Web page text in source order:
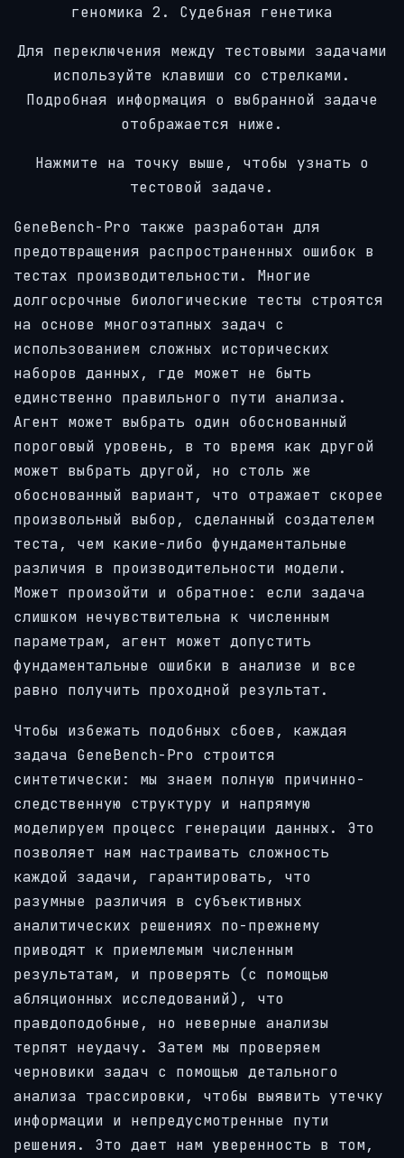
геномика 2. Судебная генетика
Для переключения между тестовыми задачами
используйте клавиши со стрелками.
Подробная информация о выбранной задаче
отображается ниже.
Нажмите на точку выше, чтобы узнать о
тестовой задаче.
GeneBench-Pro также разработан для
предотвращения распространенных ошибок в
тестах производительности. Многие
долгосрочные биологические тесты строятся
на основе многоэтапных задач с
использованием сложных исторических
наборов данных, где может не быть
единственно правильного пути анализа.
Агент может выбрать один обоснованный
пороговый уровень, в то время как другой
может выбрать другой, но столь же
обоснованный вариант, что отражает скорее
произвольный выбор, сделанный создателем
теста, чем какие-либо фундаментальные
различия в производительности модели.
Может произойти и обратное: если задача
слишком нечувствительна к численным
параметрам, агент может допустить
фундаментальные ошибки в анализе и все
равно получить проходной результат.
Чтобы избежать подобных сбоев, каждая
задача GeneBench-Pro строится
синтетически: мы знаем полную причинно-
следственную структуру и напрямую
моделируем процесс генерации данных. Это
позволяет нам настраивать сложность
каждой задачи, гарантировать, что
разумные различия в субъективных
аналитических решениях по-прежнему
приводят к приемлемым численным
результатам, и проверять (с помощью
абляционных исследований), что
правдоподобные, но неверные анализы
терпят неудачу. Затем мы проверяем
черновики задач с помощью детального
анализа трассировки, чтобы выявить утечку
информации и непредусмотренные пути
решения. Это дает нам уверенность в том,